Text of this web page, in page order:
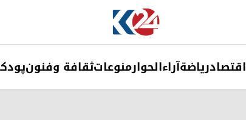
اقتصادریاضةآراءالحوارمنوعاتثقافة وفنون